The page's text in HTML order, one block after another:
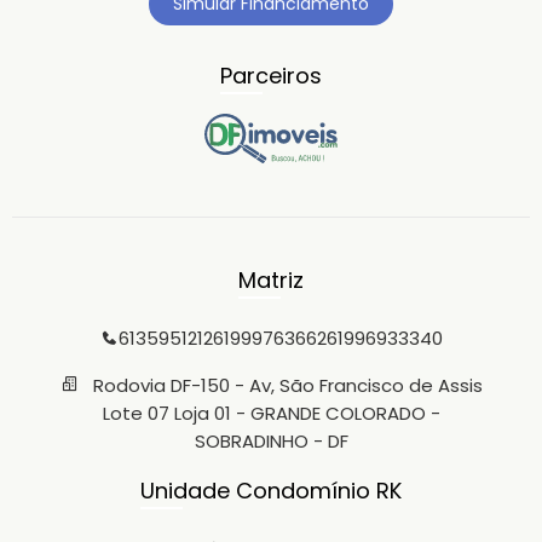
Parceiros
Matriz
61359512126199976366261996933340
Rodovia DF-150 - Av, São Francisco de Assis
Lote 07 Loja 01 - GRANDE COLORADO -
SOBRADINHO - DF
Unidade Condomínio RK